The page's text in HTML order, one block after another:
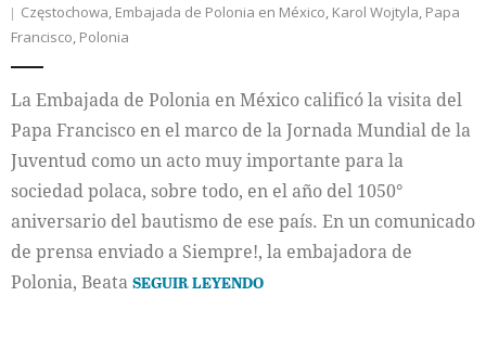
Częstochowa, Embajada de Polonia en México, Karol Wojtyla, Papa
Francisco, Polonia
La Embajada de Polonia en México calificó la visita del
Papa Francisco en el marco de la Jornada Mundial de la
Juventud como un acto muy importante para la
sociedad polaca, sobre todo, en el año del 1050°
aniversario del bautismo de ese país. En un comunicado
de prensa enviado a Siempre!, la embajadora de
Polonia, BeataSEGUIR LEYENDO